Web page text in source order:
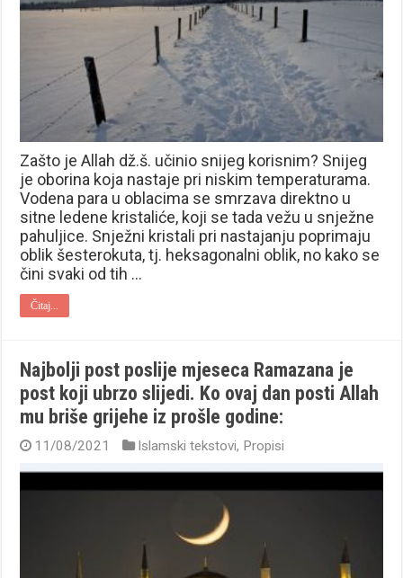
Zašto je Allah dž.š. učinio snijeg korisnim? Snijeg
je oborina koja nastaje pri niskim temperaturama.
Vodena para u oblacima se smrzava direktno u
sitne ledene kristaliće, koji se tada vežu u snježne
pahuljice. Snježni kristali pri nastajanju poprimaju
oblik šesterokuta, tj. heksagonalni oblik, no kako se
čini svaki od tih …
Čitaj...
Najbolji post poslije mjeseca Ramazana je
post koji ubrzo slijedi. Ko ovaj dan posti Allah
mu briše grijehe iz prošle godine:
11/08/2021 Islamski tekstovi, Propisi